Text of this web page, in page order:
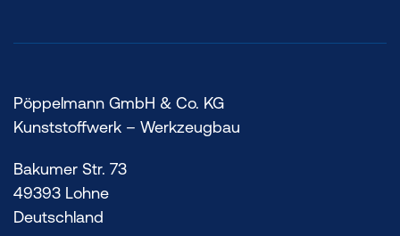
Pöppelmann GmbH & Co. KG
Kunststoffwerk – Werkzeugbau
Bakumer Str. 73
49393 Lohne
Deutschland